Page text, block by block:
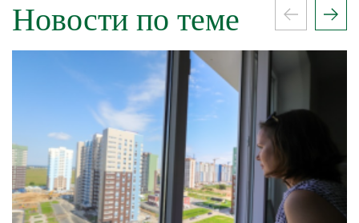
Новости по теме